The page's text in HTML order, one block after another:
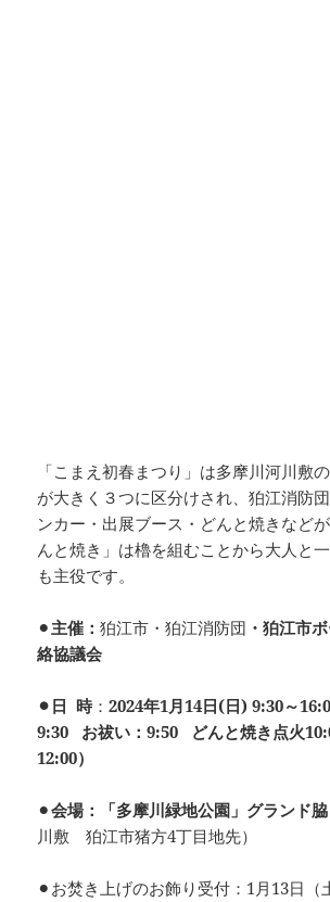
「こまえ初春まつり」は多摩川河川敷
が大きく３つに区分けされ、狛江消防
ンカー・出展ブース・どんと焼きなど
んと焼き」は櫓を組むことから大人と
も主役です。
⚫︎主催：狛江市・狛江消防団 ・狛江市
絡協議会
⚫︎日 時：2024年1月14日(日) 9:30～
9:30 お祓い：9:50 どんと焼き点火
12:00）
⚫︎会場：「多摩川緑地公園」グランド脇
川敷 狛江市猪方4丁目地先）
⚫︎お焚き上げのお飾り受付：1月13日（